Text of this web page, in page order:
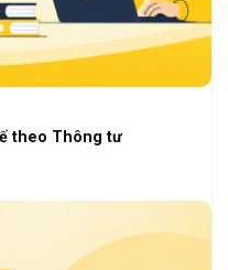
theo Thông tư